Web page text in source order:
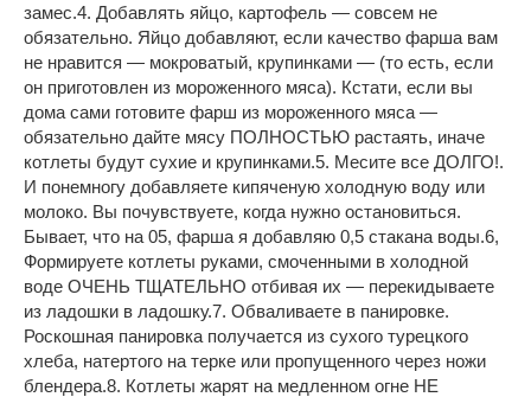
замес.4. Добавлять яйцо, картофель — совсем не
обязательно. Яйцо добавляют, если качество фарша вам
не нравится — мокроватый, крупинками — (то есть, если
он приготовлен из мороженного мяса). Кстати, если вы
дома сами готовите фарш из мороженного мяса —
обязательно дайте мясу ПОЛНОСТЬЮ растаять, иначе
котлеты будут сухие и крупинками.5. Месите все ДОЛГО!.
И понемногу добавляете кипяченую холодную воду или
молоко. Вы почувствуете, когда нужно остановиться.
Бывает, что на 05, фарша я добавляю 0,5 стакана воды.6,
Формируете котлеты руками, смоченными в холодной
воде ОЧЕНЬ ТЩАТЕЛЬНО отбивая их — перекидываете
из ладошки в ладошку.7. Обваливаете в панировке.
Роскошная панировка получается из сухого турецкого
хлеба, натертого на терке или пропущенного через ножи
блендера.8. Котлеты жарят на медленном огне НЕ